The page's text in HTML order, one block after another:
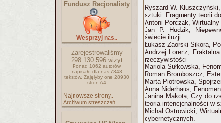
Fundusz Racjonalisty
Wesprzyj nas..
Zarejestrowaliśmy
298.130.596wizyt
Ponad 1062 autorów
napisało dla nas 7343
tekstów. Zajęłyby one 28930
stron A4
Najnowsze strony..
Archiwum streszczeń..
Ryszard W.
sztuki. Fragmenty teorii
Antoni Porczak, Wirtualny
Jan P. Hudzik,
świecie iluzji
Łukasz Zaorski-Sikora,
Andrzej Lorenz,
rzeczywistości
Mariola Sułkowska,
Roman Bromboszcz,
Marta Piotrowska,
Anna Niderhaus,
Janina Makota, Czy do
teoria intencjonalności w
Michał Ostrowicki,
cybernetycznych.